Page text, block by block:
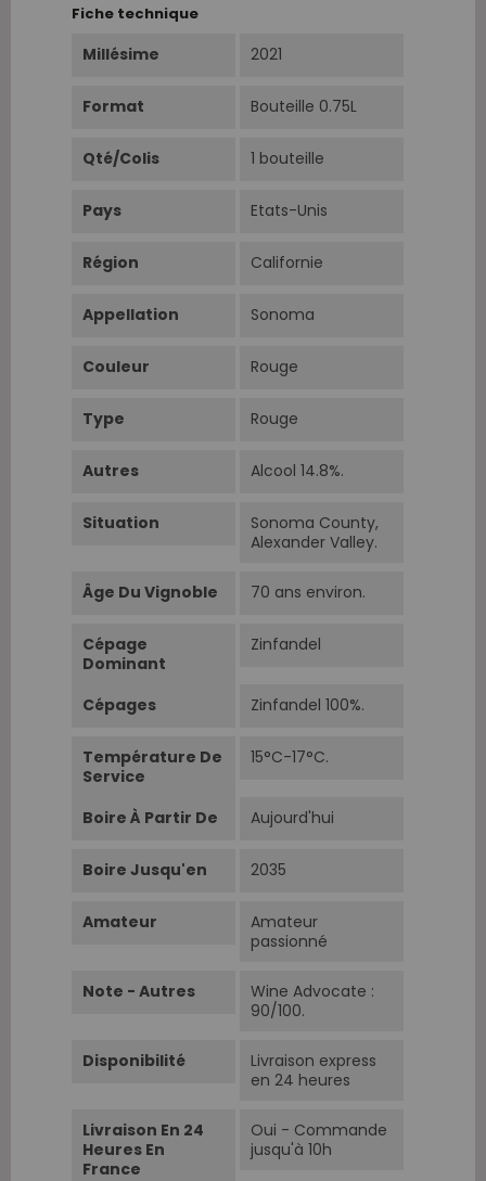
Fiche technique
Millésime 2021
Format Bouteille 0.75L
Qté/Colis 1 bouteille
Pays Etats-Unis
Région Californie
Appellation Sonoma
Couleur Rouge
Type Rouge
Autres Alcool 14.8%.
Situation
Sonoma County,
Alexander Valley.
Âge Du Vignoble 70 ans environ.
Cépage
Dominant
Zinfandel
Cépages Zinfandel 100%.
Température De
Service
15°C-17°C.
Boire À Partir De Aujourd'hui
Boire Jusqu'en 2035
Amateur
Amateur
passionné
Note - Autres
Wine Advocate :
90/100.
Disponibilité
Livraison express
en 24 heures
Livraison En 24
Heures En
France
Oui - Commande
jusqu'à 10h